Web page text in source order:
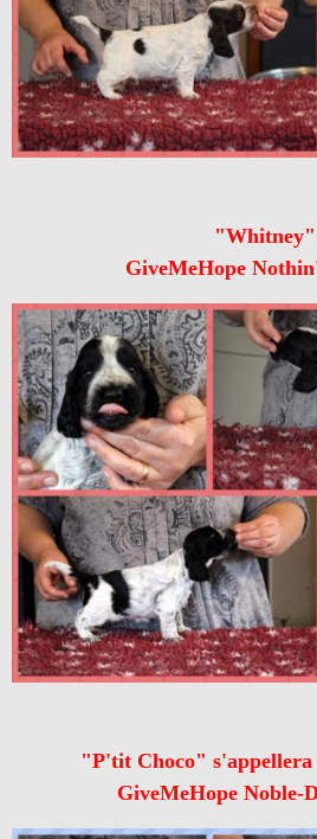
"Whitney"
GiveMeHope
"P'tit Choco"
GiveMeHope Noble-